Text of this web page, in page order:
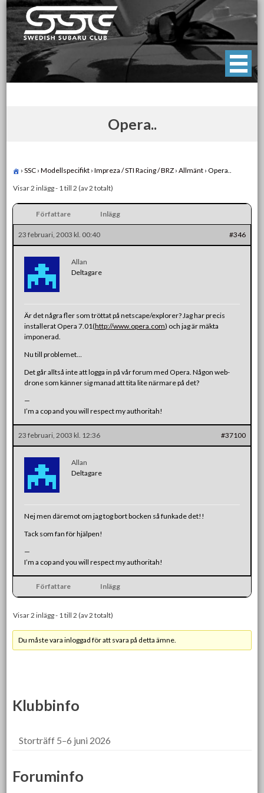
Skip
to
content
Swedish Subaru Club
För oss som älskar Subaru!
Opera..
› SSC › Modellspecifikt › Impreza / STI Racing / BRZ › Allmänt › Opera..
Visar 2 inlägg - 1 till 2 (av 2 totalt)
Författare Inlägg
23 februari, 2003 kl. 00:40 #346
Allan
Deltagare
Är det några fler som tröttat på netscape/explorer? Jag har precis
installerat Opera 7.01(http://www.opera.com) och jag är mäkta
imponerad.
Nu till problemet…
Det går alltså inte att logga in på vår forum med Opera. Någon web-
drone som känner sig manad att tita lite närmare på det?
—
I’m a cop and you will respect my authoritah!
23 februari, 2003 kl. 12:36 #37100
Allan
Deltagare
Nej men däremot om jag tog bort bocken så funkade det!!
Tack som fan för hjälpen!
—
I’m a cop and you will respect my authoritah!
Författare Inlägg
Visar 2 inlägg - 1 till 2 (av 2 totalt)
Du måste vara inloggad för att svara på detta ämne.
Klubbinfo
Storträff 5–6 juni 2026
Foruminfo